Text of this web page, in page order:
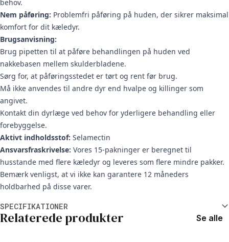
behov.
Nem påføring: Problemfri påføring på huden, der sikrer maksimal
komfort for dit kæledyr.
Brugsanvisning:
Brug pipetten til at påføre behandlingen på huden ved
nakkebasen mellem skulderbladene.
Sørg for, at påføringsstedet er tørt og rent før brug.
Må ikke anvendes til andre dyr end hvalpe og killinger som
angivet.
Kontakt din dyrlæge ved behov for yderligere behandling eller
forebyggelse.
Aktivt indholdsstof: Selamectin
Ansvarsfraskrivelse: Vores 15-pakninger er beregnet til
husstande med flere kæledyr og leveres som flere mindre pakker.
Bemærk venligst, at vi ikke kan garantere 12 måneders
holdbarhed på disse varer.
SPECIFIKATIONER
Relaterede produkter Se alle